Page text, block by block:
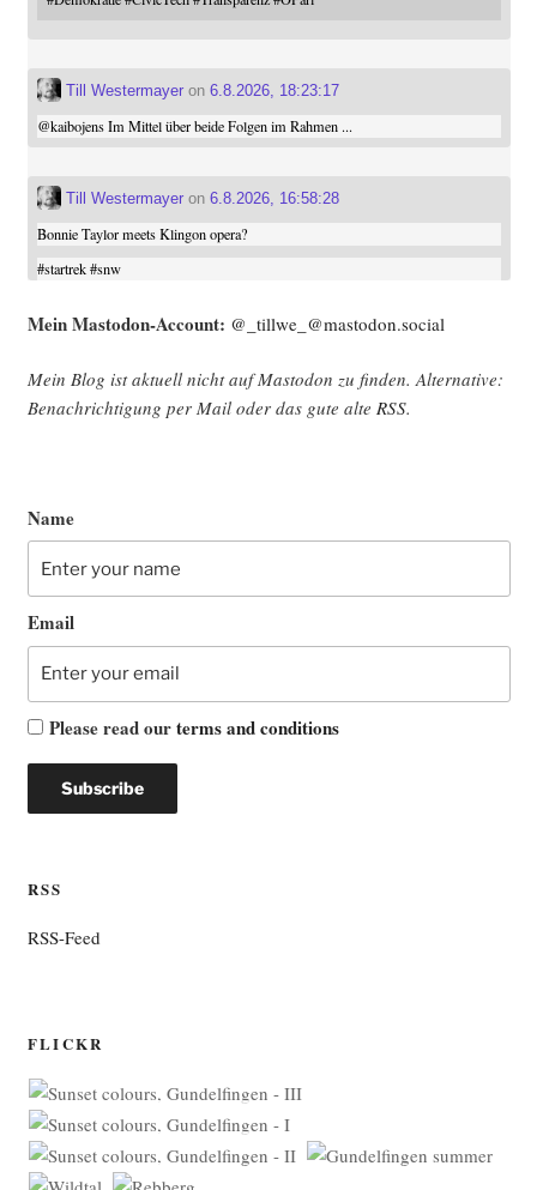
Till Westermayeron 6.8.2026, 18:23:17
@kaibojensIm Mittel über beide Folgen im Rahmen ...
Till Westermayeron 6.8.2026, 16:58:28
Bonnie Taylor meets Klingon opera?
#startrek #snw
Mein Mast­o­don-Account: @_tillwe_@mastodon.social
Mein Blog ist aktu­ell nicht auf Mast­o­don zu fin­den. Alter­na­ti­ve:
Benach­rich­ti­gung per Mail oder das gute alte RSS.
Name
Email
Please read ourterms and conditions
RSS
RSS-Feed
FLICKR